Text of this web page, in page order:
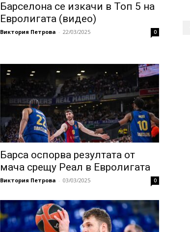
Барселона се изкачи в Топ 5 на
Евролигата (видео)
Виктория Петрова - 22/03/2025 0
Барса оспорва резултата от
мача срещу Реал в Евролигата
Виктория Петрова - 03/03/2025 0